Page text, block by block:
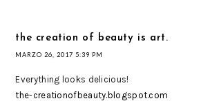
the creation of beauty is art.
MARZO 26, 2017 5:39 PM
Everything looks delicious!
the-creationofbeauty.blogspot.com